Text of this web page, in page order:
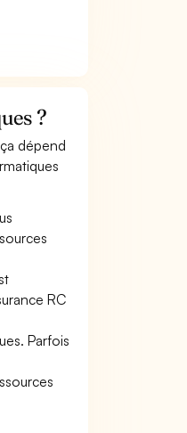
?
dépend
RC
Parfois